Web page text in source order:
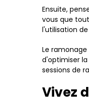
Ensuite,
vous que
l'utilisation
Le
d'optimiser
sessions de
Vivez